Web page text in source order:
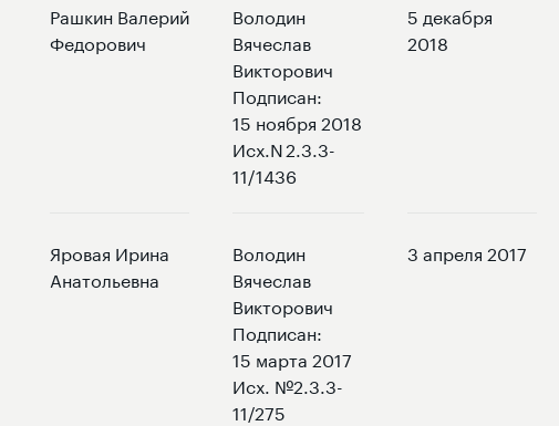
Рашкин Валерий
Федорович
Володин
Вячеслав
Викторович
Подписан:
15 ноября 2018
Исх.N 2.3.3-
11/1436
5 декабря
2018
Яровая Ирина
Анатольевна
Володин
Вячеслав
Викторович
Подписан:
15 марта 2017
Исх. №2.3.3-
11/275
3 апреля 2017